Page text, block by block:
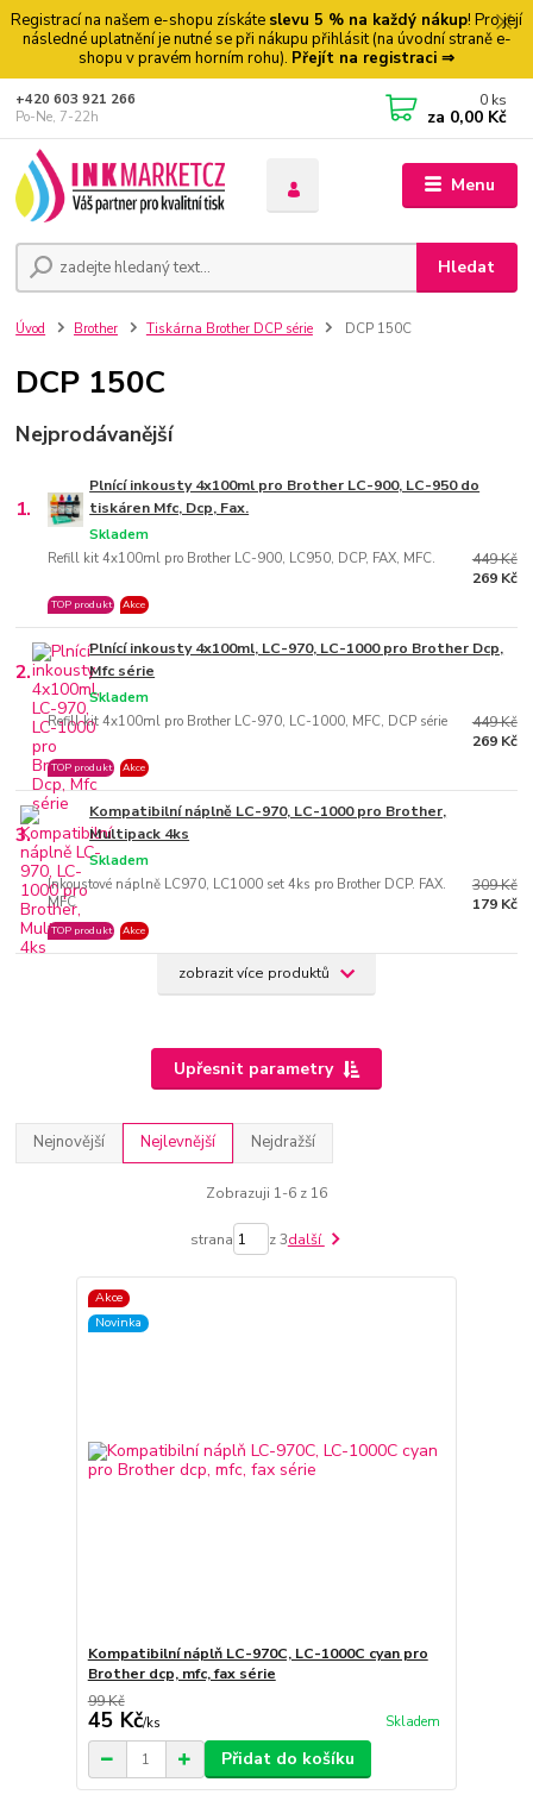
Registrací na našem e-shopu získáte slevu 5 % na každý nákup! Pro její
následné uplatnění je nutné se při nákupu přihlásit (na úvodní straně e-
shopu v pravém horním rohu). Přejít na registraci ⇒
Menu
Hledat
+420 603 921 266
Po-Ne, 7-22h
0 ks
za 0,00 Kč
Úvod Brother Tiskárna Brother DCP série DCP 150C
DCP 150C
Nejprodávanější
1.
Plnící inkousty 4x100ml pro Brother LC-900, LC-950 do
tiskáren Mfc, Dcp, Fax.
Refill kit 4x100ml pro Brother LC-900, LC950, DCP, FAX, MFC.
Skladem
TOP produkt Akce
449 Kč
269 Kč
2.
Plnící inkousty 4x100ml, LC-970, LC-1000 pro Brother Dcp,
Mfc série
Refill kit 4x100ml pro Brother LC-970, LC-1000, MFC, DCP série
Skladem
TOP produkt Akce
449 Kč
269 Kč
3.
Kompatibilní náplně LC-970, LC-1000 pro Brother,
Multipack 4ks
Inkoustové náplně LC970, LC1000 set 4ks pro Brother DCP. FAX.
MFC
Skladem
TOP produkt Akce
309 Kč
179 Kč
zobrazit více produktů
Upřesnit parametry
Nejnovější Nejlevnější Nejdražší
Zobrazuji 1-6 z 16
strana z 3další
Akce
Novinka
Kompatibilní náplň LC-970C, LC-1000C cyan pro
Brother dcp, mfc, fax série
99 Kč
45 Kč/ks Skladem
Přidat do košíku